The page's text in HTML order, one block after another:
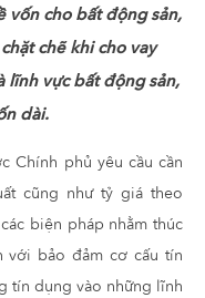
vốn cho bất động sản,
chẽ khi cho vay
lĩnh vực bất động sản,
dài.
Chính phủ yêu cầu cần
cũng như tỷ giá theo
biện pháp nhằm thúc
với bảo đảm cơ cấu tín
tín dụng vào những lĩnh